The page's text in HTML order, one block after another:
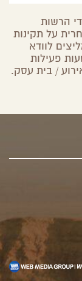
הרשות
על תקינות
לוודא
פעילות
/ בית עסק.